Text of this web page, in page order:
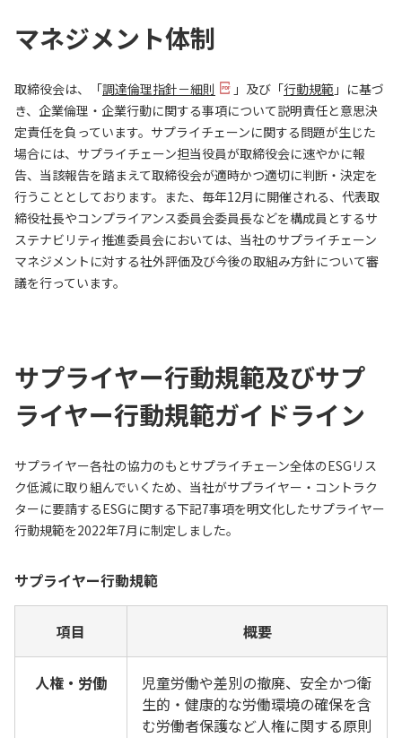
マネジメント体制
取締役会は、「調達倫理指針－細則 」及び「行動規範 」に基づ
き、企業倫理・企業行動に関する事項について説明責任と意思決
定責任を負っています。サプライチェーンに関する問題が生じた
場合には、サプライチェーン担当役員が取締役会に速やかに報
告、当該報告を踏まえて取締役会が適時かつ適切に判断・決定を
行うこととしております。また、毎年12月に開催される、代表取
締役社長やコンプライアンス委員会委員長などを構成員とするサ
ステナビリティ推進委員会においては、当社のサプライチェーン
マネジメントに対する社外評価及び今後の取組み方針について審
議を行っています。
サプライヤー行動規範及びサプ
ライヤー行動規範ガイドライン
サプライヤー各社の協力のもとサプライチェーン全体のESGリス
ク低減に取り組んでいくため、当社がサプライヤー・コントラク
ターに要請するESGに関する下記7事項を明文化したサプライヤー
行動規範を2022年7月に制定しました。
サプライヤー行動規範
項目 概要
人権・労働
児童労働や差別の撤廃、安全かつ衛
生的・健康的な労働環境の確保を含
む労働者保護など人権に関する原則